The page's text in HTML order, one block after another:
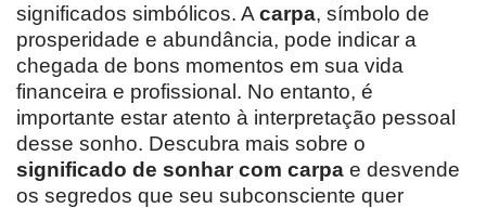
significados simbólicos. A carpa, símbolo de
prosperidade e abundância, pode indicar a
chegada de bons momentos em sua vida
financeira e profissional. No entanto, é
importante estar atento à interpretação pessoal
desse sonho. Descubra mais sobre o
significado de sonhar com carpa e desvende
os segredos que seu subconsciente quer